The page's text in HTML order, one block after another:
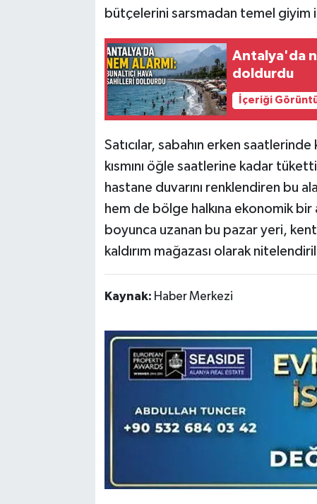
bütçelerini sarsmadan temel giyim
Antalya'da
doldurdu
İçeriği
Satıcılar, sabahın erken
kısmını öğle saatlerine kadar
hastane duvarını renklendiren bu
hem de bölge halkına ekonomik
boyunca uzanan bu pazar yeri,
kaldırım mağazası olarak
Kaynak: Haber Merkezi